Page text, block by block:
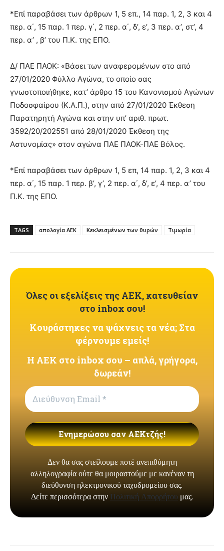
*Επί παραβάσει των άρθρων 1, 5 επ., 14 παρ. 1, 2, 3 και 4
περ. α΄, 15 παρ. 1 περ. γ΄, 2 περ. α΄, δ’, ε’, 3 περ. α’, στ’, 4
περ. α’ , β’ του Π.Κ. της ΕΠΟ.
Δ/ ΠΑΕ ΠΑΟΚ: «Βάσει των αναφερομένων στο από
27/01/2020 Φύλλο Αγώνα, το οποίο σας
γνωστοποιήθηκε, κατ’ άρθρο 15 του Κανονισμού Αγώνων
Ποδοσφαίρου (Κ.Α.Π.), στην από 27/01/2020 Έκθεση
Παρατηρητή Αγώνα και στην υπ’ αριθ. πρωτ.
3592/20/202551 από 28/01/2020 Έκθεση της
Αστυνομίας» στον αγώνα ΠΑΕ ΠΑΟΚ-ΠΑΕ Βόλος.
*Επί παραβάσει των άρθρων 1, 5 επ, 14 παρ. 1, 2, 3 και 4
περ. α΄, 15 παρ. 1 περ. β’, γ’, 2 περ. α΄, δ’, ε’, 4 περ. α’ του
Π.Κ. της ΕΠΟ.
TAGS απολογία ΑΕΚ Κεκλεισμένων των θυρών Τιμωρία